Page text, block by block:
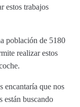
estos trabajos
población de 5180
realizar estos
encantaría que nos
están buscando